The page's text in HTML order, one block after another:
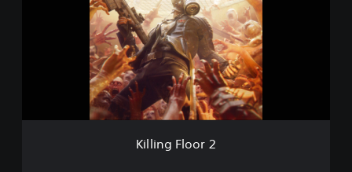
r
Killing Floor 2